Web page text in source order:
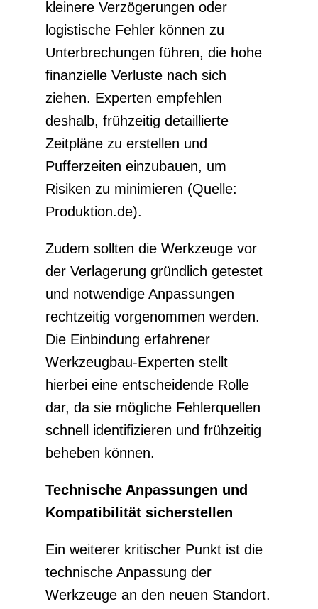
kleinere Verzögerungen oder
logistische Fehler können zu
Unterbrechungen führen, die hohe
finanzielle Verluste nach sich
ziehen. Experten empfehlen
deshalb, frühzeitig detaillierte
Zeitpläne zu erstellen und
Pufferzeiten einzubauen, um
Risiken zu minimieren (Quelle:
Produktion.de).
Zudem sollten die Werkzeuge vor
der Verlagerung gründlich getestet
und notwendige Anpassungen
rechtzeitig vorgenommen werden.
Die Einbindung erfahrener
Werkzeugbau-Experten stellt
hierbei eine entscheidende Rolle
dar, da sie mögliche Fehlerquellen
schnell identifizieren und frühzeitig
beheben können.
Technische Anpassungen und
Kompatibilität sicherstellen
Ein weiterer kritischer Punkt ist die
technische Anpassung der
Werkzeuge an den neuen Standort.